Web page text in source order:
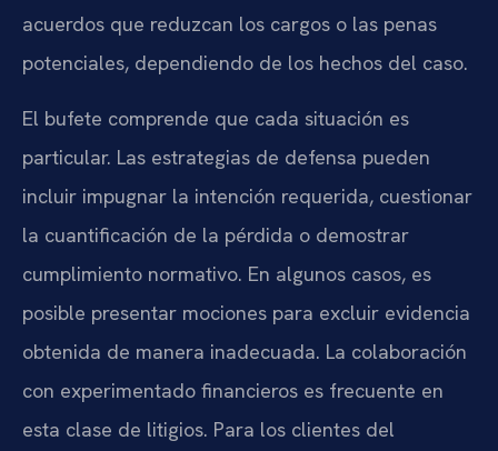
acuerdos que reduzcan los cargos o las penas
potenciales, dependiendo de los hechos del caso.
El bufete comprende que cada situación es
particular. Las estrategias de defensa pueden
incluir impugnar la intención requerida, cuestionar
la cuantificación de la pérdida o demostrar
cumplimiento normativo. En algunos casos, es
posible presentar mociones para excluir evidencia
obtenida de manera inadecuada. La colaboración
con experimentado financieros es frecuente en
esta clase de litigios. Para los clientes del